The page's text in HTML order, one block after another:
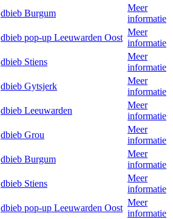
dbieb Burgum
Meer
informatie
dbieb pop-up Leeuwarden Oost
Meer
informatie
dbieb Stiens
Meer
informatie
dbieb Gytsjerk
Meer
informatie
dbieb Leeuwarden
Meer
informatie
dbieb Grou
Meer
informatie
dbieb Burgum
Meer
informatie
dbieb Stiens
Meer
informatie
dbieb pop-up Leeuwarden Oost
Meer
informatie